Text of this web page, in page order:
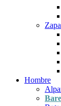
Hombre